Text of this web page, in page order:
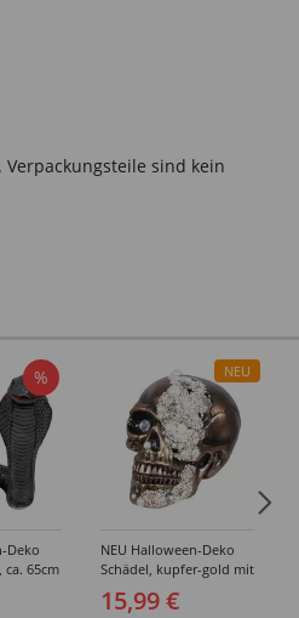
sind kein
%
Deko
ca. 65cm
NEU
NEU Halloween-Deko
Schädel, kupfer-gold mit
Perlen, ca. 16 x 15 x
21cm, Totenschädel
15,99 €